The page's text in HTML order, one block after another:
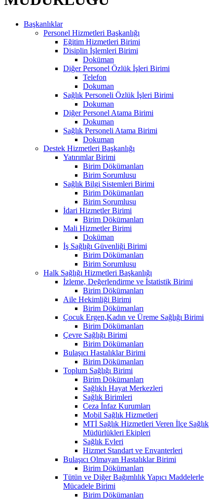
Başkanlıklar
Personel Hizmetleri Başkanlığı
Eğitim Hizmetleri Birimi
Disiplin İşlemleri Birimi
Doküman
Diğer Personel Özlük İşleri Birimi
Telefon
Dokuman
Sağlık Personeli Özlük İşleri Birimi
Dokuman
Diğer Personel Atama Birimi
Dokuman
Sağlık Personeli Atama Birimi
Dokuman
Destek Hizmetleri Başkanlığı
Yatırımlar Birimi
Birim Dökümanları
Birim Sorumlusu
Sağlık Bilgi Sistemleri Birimi
Birim Dökümanları
Birim Sorumlusu
İdari Hizmetler Birimi
Birim Dökümanları
Mali Hizmetler Birimi
Doküman
İş Sağlığı Güvenliği Birimi
Birim Dökümanları
Birim Sorumlusu
Halk Sağlığı Hizmetleri Başkanlığı
İzleme, Değerlendirme ve İstatistik Birimi
Birim Dökümanları
Aile Hekimliği Birimi
Birim Dökümanları
Çocuk Ergen,Kadın ve Üreme Sağlığı Birimi
Birim Dökümanları
Çevre Sağlığı Birimi
Birim Dökümanları
Bulaşıcı Hastalıklar Birimi
Birim Dökümanları
Toplum Sağlığı Birimi
Birim Dökümanları
Sağlıklı Hayat Merkezleri
Sağlık Birimleri
Ceza İnfaz Kurumları
Mobil Sağlık Hizmetleri
MTİ Sağlık Hizmetleri Veren İlçe Sağlık
Müdürlükleri Ekipleri
Sağlık Evleri
Hizmet Standart ve Envanterleri
Bulaşıcı Olmayan Hastalıklar Birimi
Birim Dökümanları
Tütün ve Diğer Bağımlılık Yapıcı Maddelerle
Mücadele Birimi
Birim Dökümanları